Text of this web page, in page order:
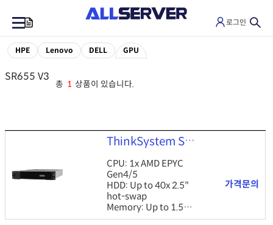
로그인
HPE Lenovo DELL GPU
SR655 V3
총 1 상품이 있습니다.
ThinkSystem SR655 V3
CPU: 1x AMD EPYC
Gen4/5
HDD: Up to 40x 2.5"
hot-swap
Memory: Up to 1.5TB
DDR5
가격문의